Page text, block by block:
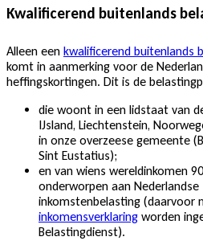
Kwalificerend buitenlands
Alleen een kwalificerend buitenlands
komt in aanmerking voor de
heffingskortingen. Dit is de
die woont in een lidstaat van
IJsland, Liechtenstein,
in onze overzeese gemeente
Sint Eustatius);
en van wiens wereldinkomen
onderworpen aan Nederlandse
inkomstenbelasting (daarvoor
inkomensverklaring worden
Belastingdienst).